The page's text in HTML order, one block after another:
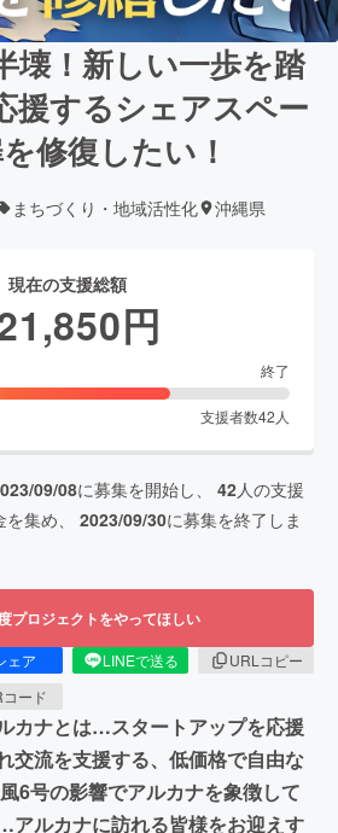
壊！新しい一歩を踏
援するシェアスペー
修復したい！
まちづくり・地域活性化 沖縄県
現在の支援総額
円
終了
支援者数42 人
09/08に募集を開始し、 42人の支援
集め、 2023/09/30に募集を終了しま
プロジェクトをやってほしい
ェア LINEで送る
URLコピー
ード
カナとは…スタートアップを応援
交流を支援する、低価格で自由な
6号の影響でアルカナを象徴して
アルカナに訪れる皆様をお迎えす